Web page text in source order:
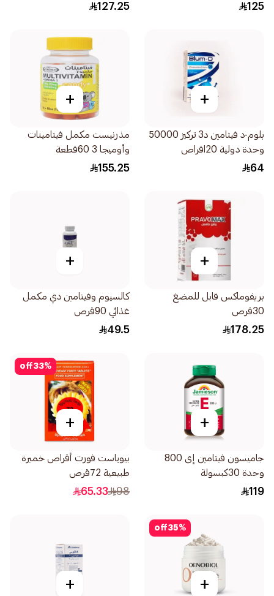
125
127.25
+
بلوم-د فيتامين د3 تركيز 50000
وحدة دولية 20اقراص
64
+
مذرنيست مكمل فيتامينات
وأوميجا 3 60قطعة
155.25
+
بريفوماكس قابل للمضغ
30قرص
178.25
+
كالسيوم وفيتامين دي مكمل
غذائي 90قرص
49.5
+
جاميسون فيتامين إى 800
وحدة 30كبسولة
119
33%
off
+
بيوياست فورت أقراص خميرة
طبيعية 72قرص
98
65.33
35%
off
+
+